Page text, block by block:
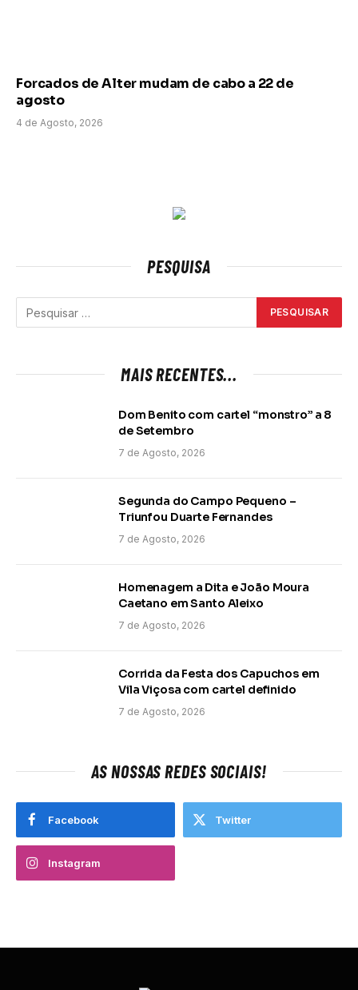
Forcados de Alter mudam de cabo a 22 de
agosto
4 de Agosto, 2026
PESQUISA
MAIS RECENTES...
Dom Benito com cartel “monstro” a 8
de Setembro
7 de Agosto, 2026
Segunda do Campo Pequeno –
Triunfou Duarte Fernandes
7 de Agosto, 2026
Homenagem a Dita e João Moura
Caetano em Santo Aleixo
7 de Agosto, 2026
Corrida da Festa dos Capuchos em
Vila Viçosa com cartel definido
7 de Agosto, 2026
AS NOSSAS REDES SOCIAIS!
Facebook Twitter
Instagram